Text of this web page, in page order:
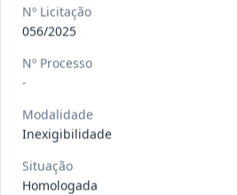
Pregão
Eletrônico
Situação:
013/2026
Pregão
Eletrônico
Nº Licitação
056/2025
Nº Processo
-
Modalidade
Inexigibilidade
Situação
Homologada